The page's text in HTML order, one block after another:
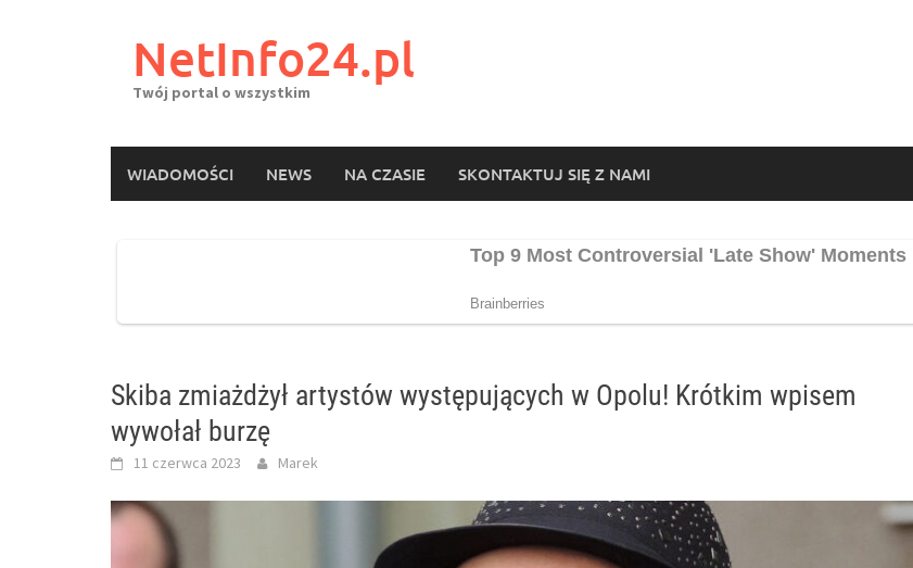
NetInfo24.pl
Twój portal o wszystkim
WIADOMOŚCI NEWS NA CZASIE SKONTAKTUJ SIĘ Z NAMI
Skiba zmiażdżył artystów występujących w Opolu! Krótkim wpisem
wywołał burzę
11 czerwca 2023 Marek